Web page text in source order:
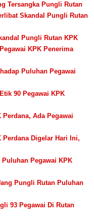
Tersangka Pungli Rutan
Skandal Pungli Rutan
Pungli Rutan KPK
KPK Penerima
Puluhan Pegawai
90 Pegawai KPK
Ada Pegawai
Digelar Hari Ini,
Pegawai KPK
Pungli Rutan Puluhan
93 Pegawai Di Rutan